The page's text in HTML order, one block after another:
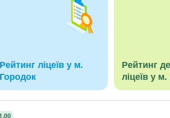
Рейтинг ліцеїв у м.
Городок
Рейтинг
ліцеїв у